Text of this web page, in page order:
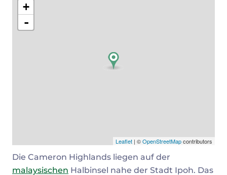
+
-
Leaflet | ©OpenStreetMapcontributors
Die Cameron Highlands liegen auf der
malaysischen Halbinsel nahe der Stadt Ipoh. Das